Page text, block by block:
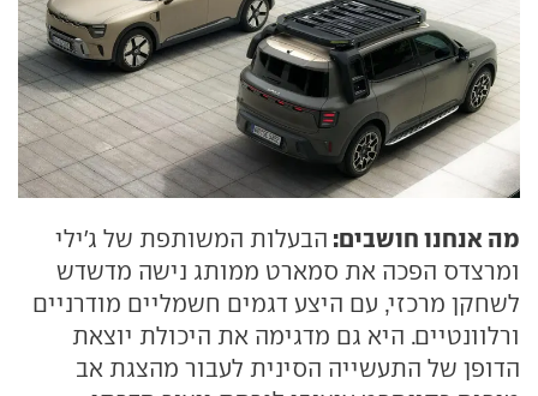
מה אנחנו חושבים: הבעלות המשותפת של ג׳ילי
ומרצדס הפכה את סמארט ממותג נישה מדשדש
לשחקן מרכזי, עם היצע דגמים חשמליים מודרניים
ורלוונטיים. היא גם מדגימה את היכולת יוצאת
הדופן של התעשייה הסינית לעבור מהצגת אב